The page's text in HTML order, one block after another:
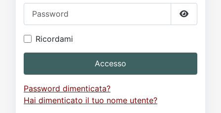
Mostra
Ricordami
Accesso
Password dimenticata?
Hai dimenticato il tuo nome utente?